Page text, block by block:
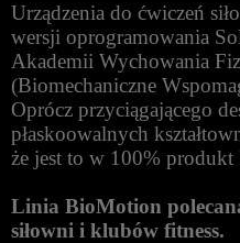
Urządzenia do ćwiczeń
wersji oprogramowania
Akademii Wychowania
(Biomechaniczne
Oprócz przyciągającego
płaskoowalnych
że jest to w 100%
Linia BioMotion
siłowni i klubów fitness.